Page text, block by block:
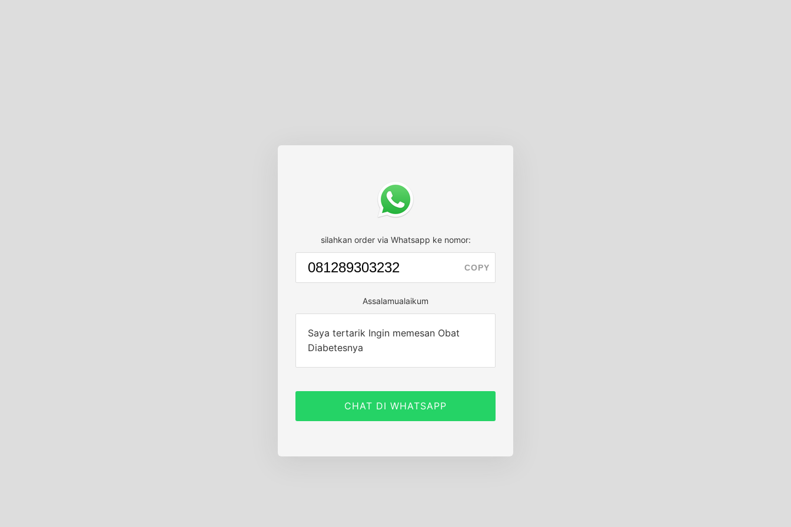
silahkan order via Whatsapp ke nomor:
COPY
Assalamualaikum
Saya tertarik Ingin memesan Obat
Diabetesnya
CHAT DI WHATSAPP